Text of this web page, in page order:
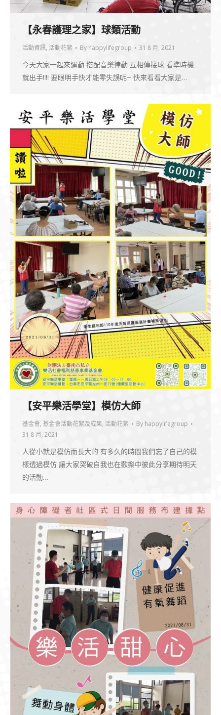
【永春護理之家】球類活動
活動資訊, 活動花絮 By happylifegroup 31 8 月, 2021
今天大家一起來運動 搭配音樂律動 互相傳接球 看準時機
就出手!!!! 要眼明手快才能零失誤呢~ 快來看看大家是…
【安平樂活學堂】模仿大師
基金會, 基金會活動花絮及成果, 活動花絮 By happylifegroup
31 8 月, 2021
人從小就是模仿而長大的 有多久的時間我們忘了自己的模
樣透過模仿 讓大家突破自我也在歡樂中彼此分享期待明天
的活動…